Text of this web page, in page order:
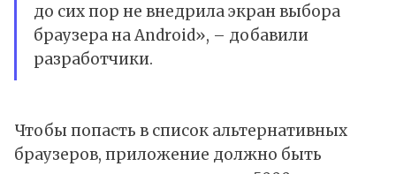
до сих пор не внедрила экран выбора
браузера на Android», – добавили
разработчики.
Чтобы попасть в список альтернативных
браузеров, приложение должно быть